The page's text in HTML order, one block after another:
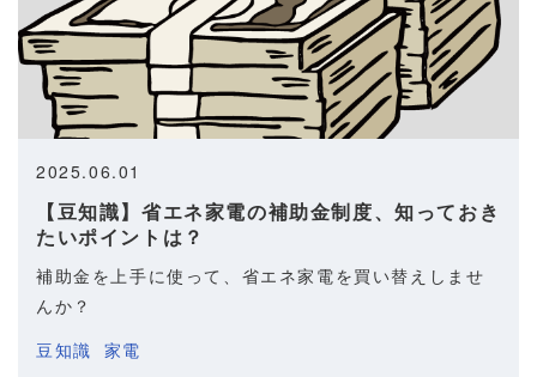
【豆知識】省エネ家電の補助金制度、知っておき
たいポイントは？
2025.06.01
補助金を上手に使って、省エネ家電を買い替えしませ
んか？
豆知識 家電